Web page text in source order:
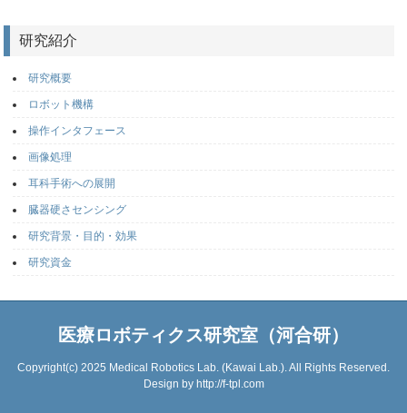
研究紹介
研究概要
ロボット機構
操作インタフェース
画像処理
耳科手術への展開
臓器硬さセンシング
研究背景・目的・効果
研究資金
医療ロボティクス研究室（河合研）
Copyright(c) 2025 Medical Robotics Lab. (Kawai Lab.). All Rights Reserved.
Design by http://f-tpl.com